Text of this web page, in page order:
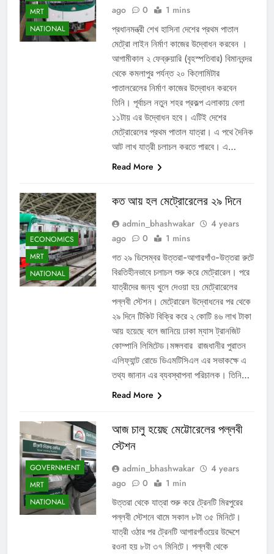
MRT
NATIONAL
ago
0 1 mins
প্রধানমন্ত্রী শেখ হাসিনা দেশের প্রথম পাতাল
মেট্রো লাইন নির্মাণ কাজের উদ্বোধন করবেন ।
আগামীকাল ২ ফেব্রুয়ারি (বৃহস্পতিবার) বিমানবন্দর
থেকে কমলাপুর পর্যন্ত ২০ কিলোমিটার
পাতালরেলের নির্মাণ কাজের উদ্বোধন করবেন
তিনি। পূর্বাচল নতুন শহর প্রকল্প এলাকায় বেলা
১১টায় এর উদ্বোধন হবে। এটিই দেশের
মেট্রোরেলের প্রথম পাতাল যাত্রা। এ পথে দৈনিক
আট লাখ যাত্রী চলাচল করতে পারবে। এ…
Read More
ECONOMICS
MRT
NATIONAL
কত আয় হল মেট্রোরেলের ২৯ দিনে
admin_bhashwakar
4 years
ago
0 1 mins
গত ২৯ ডিসেম্বর উত্তরা-আগারগাঁও-উত্তরা রুটে
বিরতিহীনভাবে চলাচল শুরু করে মেট্রোরেল। পরে
যাত্রীদের জন্য খুলে দেওয়া হয় মেট্রোরেলের
পল্লবী স্টেশন। মেট্রোরেল উদ্বোধনের পর থেকে
২৯ দিনে টিকিট বিক্রি করে ২ কোটি ৪৬ লাখ টাকা
আয় হয়েছে বলে জানিয়ে ঢাকা ম্যাস ট্রানজিট
কোম্পানি লিমিটেড।মঙ্গলবার রাজধানীর পুরাতন
এলিফ্যান্ট রোডে ডিএমটিসিএল এর সভাকক্ষে এ
তথ্য জানান এর ব্যবস্থাপনা পরিচালক। তিনি…
Read More
GOVERNMENT
MRT
NATIONAL
আজ চালু হয়েছ মেট্টোরেলের পল্লবী
স্টেশন
admin_bhashwakar
4 years
ago
0 1 min
উত্তরা থেকে যাত্রা শুরু করে ট্রেনটি মিরপুরের
পল্লবী স্টেশনে থামে সকাল ৮টা ৩৫ মিনিটে।
যাত্রী ওঠার পর ট্রেনটি আগারগাঁওয়ের উদ্দেশে
রওনা হয় ৮টা ৩৭ মিনিটে। পল্লবী থেকে